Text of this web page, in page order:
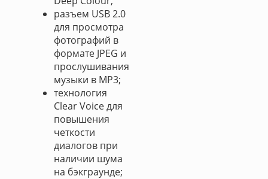
разъем USB 2.0
для просмотра
фотографий в
формате JPEG и
прослушивания
музыки в MP3;
технология
Clear Voice для
повышения
четкости
диалогов при
наличии шума
на бэкграунде;